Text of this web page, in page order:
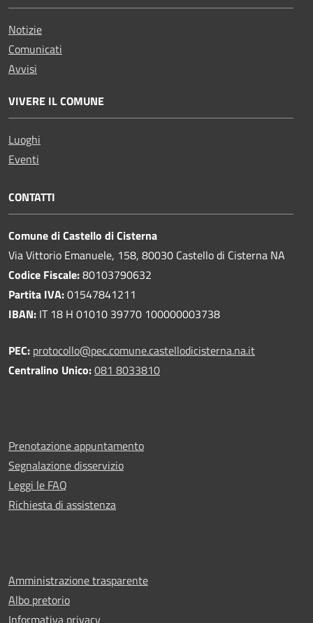
Notizie
Comunicati
Avvisi
VIVERE IL COMUNE
Luoghi
Eventi
CONTATTI
Comune di Castello di Cisterna
Via Vittorio Emanuele, 158, 80030 Castello di Cisterna NA
Codice Fiscale:80103790632
Partita IVA:01547841211
IBAN: IT 18 H 01010 39770 100000003738
PEC: protocollo@pec.comune.castellodicisterna.na.it
Centralino Unico:081 8033810
Prenotazione appuntamento
Segnalazione disservizio
Leggi le FAQ
Richiesta di assistenza
Amministrazione trasparente
Albo pretorio
Informativa privacy